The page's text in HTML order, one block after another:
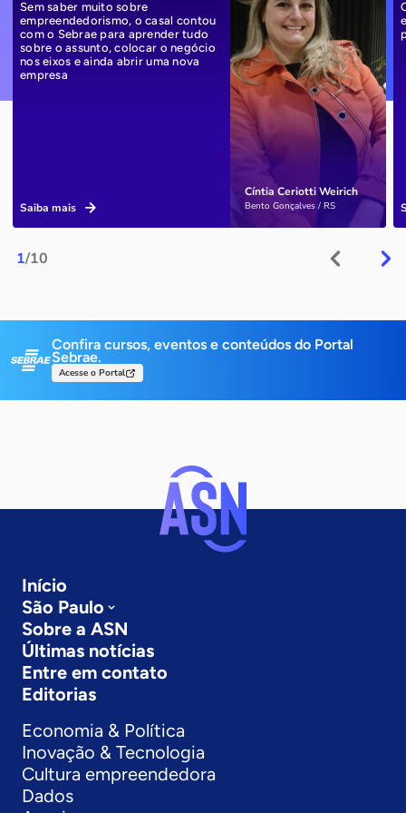
1/10
Cíntia Ceriotti Weirich
Bento Gonçalves / RS
Sem saber muito sobre
empreendedorismo, o casal contou
com o Sebrae para aprender tudo
sobre o assunto, colocar o negócio
nos eixos e ainda abrir uma nova
empresa
Saiba mais
Confira cursos, eventos e conteúdos do Portal
Sebrae.
Acesse o Portal
Início
São Paulo
Sobre a ASN
Últimas notícias
Entre em contato
Editorias
Economia & Política
Inovação & Tecnologia
Cultura empreendedora
Dados